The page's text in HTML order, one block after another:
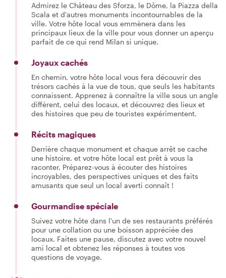
Admirez le Château des Sforza, le Dôme, la Piazza della
Scala et d'autres monuments incontournables de la
ville. Votre hôte local vous emmènera dans les
principaux lieux de la ville pour vous donner un aperçu
parfait de ce qui rend Milan si unique.
Joyaux cachés
En chemin, votre hôte local vous fera découvrir des
trésors cachés à la vue de tous, que seuls les habitants
connaissent. Apprenez à connaître la ville sous un angle
différent, celui des locaux, et découvrez des lieux et
des histoires que peu de touristes expérimentent.
Récits magiques
Derrière chaque monument et chaque arrêt se cache
une histoire, et votre hôte local est prêt à vous la
raconter. Préparez-vous à écouter des histoires
incroyables, des perspectives uniques et des faits
amusants que seul un local averti connaît !
Gourmandise spéciale
Suivez votre hôte dans l'un de ses restaurants préférés
pour une collation ou une boisson appréciée des
locaux. Faites une pause, discutez avec votre nouvel
ami local et obtenez les réponses à toutes vos
questions de voyage.